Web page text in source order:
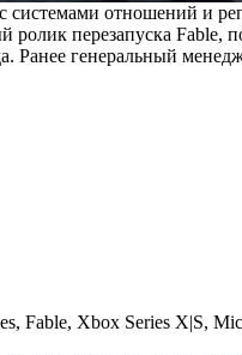
системами отношений и
ролик перезапуска
Ранее генеральный
, Fable, Xbox Series X|S,